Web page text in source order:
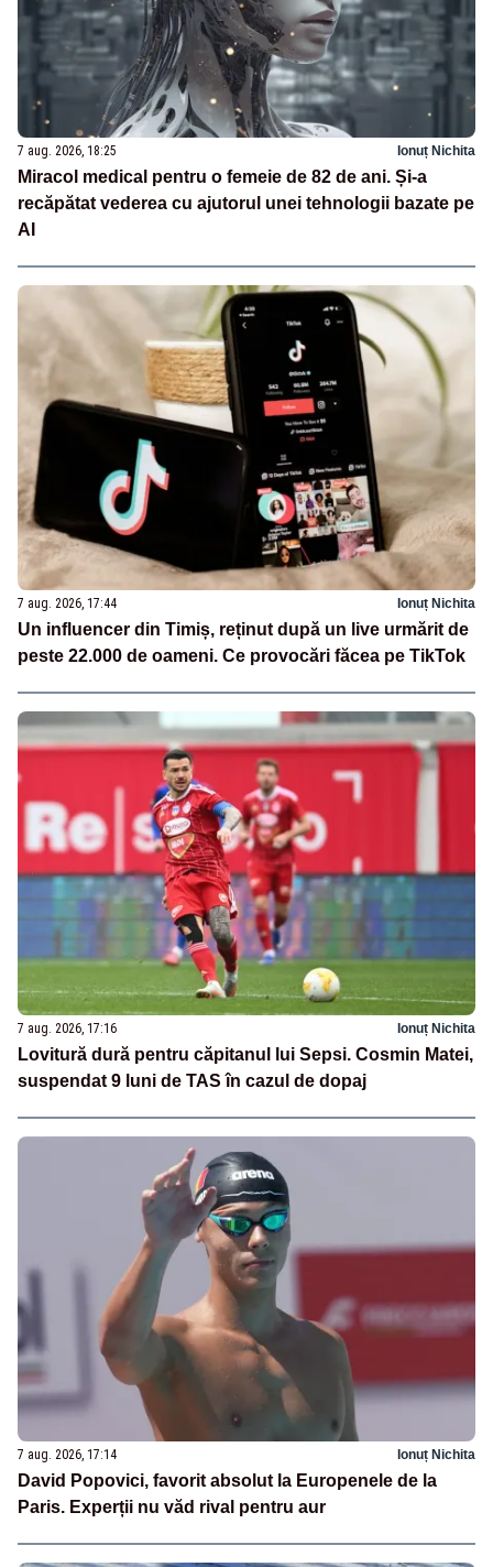
7 aug. 2026, 18:25 Ionuț Nichita
Miracol medical pentru o femeie de 82 de ani. Și-a
recăpătat vederea cu ajutorul unei tehnologii bazate pe
AI
7 aug. 2026, 17:44 Ionuț Nichita
Un influencer din Timiș, reținut după un live urmărit de
peste 22.000 de oameni. Ce provocări făcea pe TikTok
7 aug. 2026, 17:16 Ionuț Nichita
Lovitură dură pentru căpitanul lui Sepsi. Cosmin Matei,
suspendat 9 luni de TAS în cazul de dopaj
7 aug. 2026, 17:14 Ionuț Nichita
David Popovici, favorit absolut la Europenele de la
Paris. Experții nu văd rival pentru aur